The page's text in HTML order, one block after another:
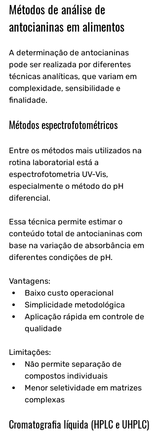
Métodos de análise de
antocianinas em alimentos
A determinação de antocianinas
pode ser realizada por diferentes
técnicas analíticas, que variam em
complexidade, sensibilidade e
finalidade.
Métodos espectrofotométricos
Entre os métodos mais utilizados na
rotina laboratorial está a
espectrofotometria UV-Vis,
especialmente o método do pH
diferencial.
Essa técnica permite estimar o
conteúdo total de antocianinas com
base na variação de absorbância em
diferentes condições de pH.
Vantagens:
Baixo custo operacional
Simplicidade metodológica
Aplicação rápida em controle de
qualidade
Limitações:
Não permite separação de
compostos individuais
Menor seletividade em matrizes
complexas
Cromatografia líquida (HPLC e UHPLC)